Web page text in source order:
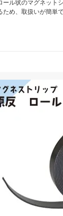
ール状のマグネット
ため、取扱いが簡単